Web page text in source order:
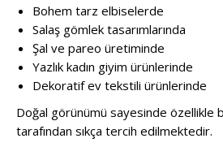
Bohem tarz elbiselerde
Salaş gömlek tasarımlarında
Şal ve pareo üretiminde
Yazlık kadın giyim ürünlerinde
Dekoratif ev tekstili ürünlerinde
Doğal görünümü sayesinde özellikle
tarafından sıkça tercih edilmektedir.